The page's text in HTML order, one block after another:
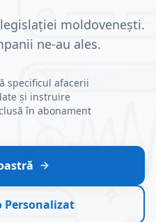
moldovenești.
ne-au ales.
specificul afacerii
și instruire
în abonament
Personalizat